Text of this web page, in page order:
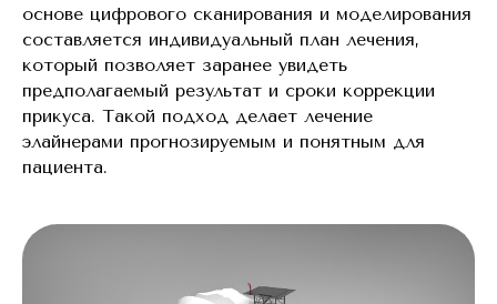
основе цифрового сканирования и моделирования
составляется индивидуальный план лечения,
который позволяет заранее увидеть
предполагаемый результат и сроки коррекции
прикуса. Такой подход делает лечение
элайнерами прогнозируемым и понятным для
пациента.